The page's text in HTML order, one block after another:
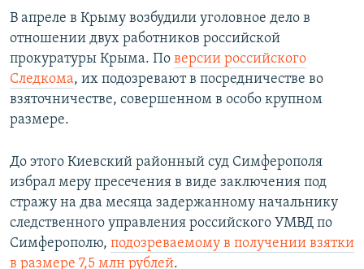
В апреле в Крыму возбудили уголовное дело в
отношении двух работников российской
прокуратуры Крыма. По версии российского
Следкома, их подозревают в посредничестве во
взяточничестве, совершенном в особо крупном
размере.
До этого Киевский районный суд Симферополя
избрал меру пресечения в виде заключения под
стражу на два месяца задержанному начальнику
следственного управления российского УМВД по
Симферополю, подозреваемому в получении взятки
в размере 7,5 млн рублей.